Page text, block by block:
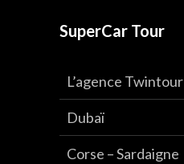
SuperCar Tour
L’agence Twintour
Dubaï
Corse – Sardaigne